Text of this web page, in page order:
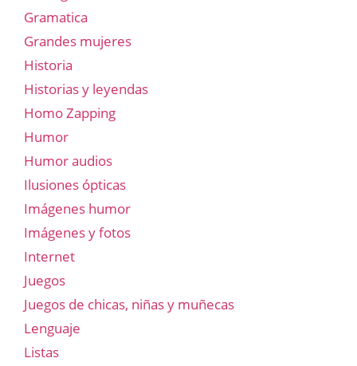
Gramatica
Grandes mujeres
Historia
Historias y leyendas
Homo Zapping
Humor
Humor audios
Ilusiones ópticas
Imágenes humor
Imágenes y fotos
Internet
Juegos
Juegos de chicas, niñas y muñecas
Lenguaje
Listas